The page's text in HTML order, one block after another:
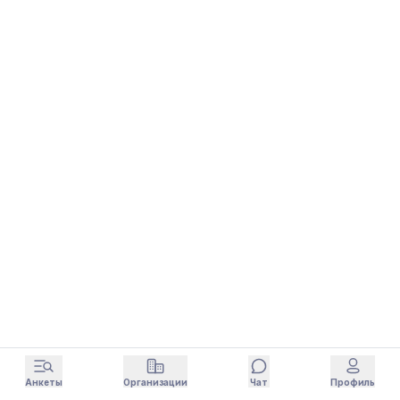
Анкеты Организации Чат Профиль